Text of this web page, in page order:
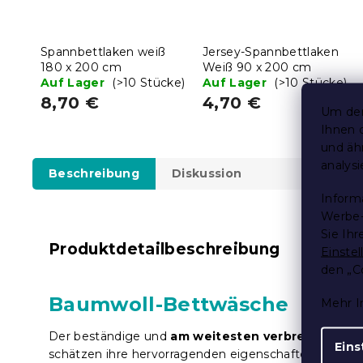
Um
Ihnen
und
Sie
den
Mehr
Spannbettlaken weiß
180 x 200 cm
Auf Lager
(>10 Stücke)
8,70 €
Jersey-Spannbettlaken
Weiß 90 x 200 cm
Auf Lager
(>10 Stücke)
4,70 €
Beschreibung Diskussion
Produktdetailbeschreibung
Baumwoll-Bettwäsche
Der beständige und am weitesten verbreitete
schätzen ihre hervorragenden eigenschaften und